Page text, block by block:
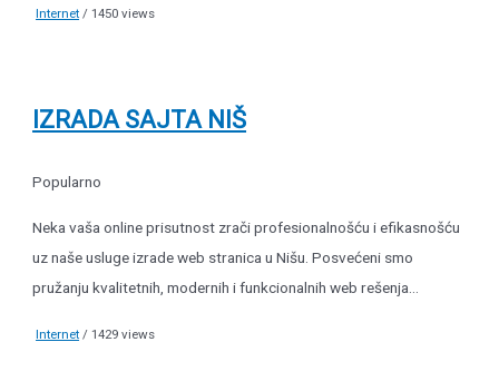
Internet / 1450 views
IZRADA SAJTA NIŠ
Popularno
Neka vaša online prisutnost zrači profesionalnošću i efikasnošću
uz naše usluge izrade web stranica u Nišu. Posvećeni smo
pružanju kvalitetnih, modernih i funkcionalnih web rešenja...
Internet / 1429 views